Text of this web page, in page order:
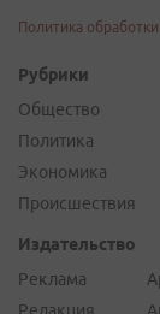
Политика
Рубрики
Общество
Политика
Экономика
Происшествия
Издательство
Реклама